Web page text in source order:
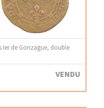
Ier de Gonzague, double
VENDU